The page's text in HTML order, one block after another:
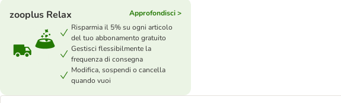
zooplus Relax
Approfondisci >
Risparmia il 5% su ogni articolo
del tuo abbonamento gratuito
Gestisci flessibilmente la
frequenza di consegna
Modifica, sospendi o cancella
quando vuoi